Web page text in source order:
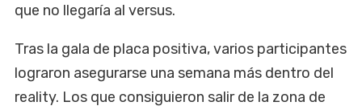
que no llegaría al versus.
Tras la gala de placa positiva, varios participantes
lograron asegurarse una semana más dentro del
reality. Los que consiguieron salir de la zona de